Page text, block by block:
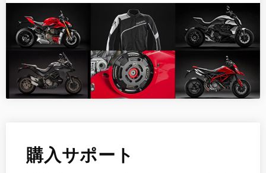
購入サポート